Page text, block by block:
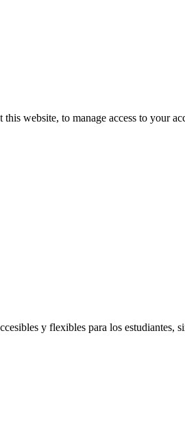
website, to manage access to your
y flexibles para los